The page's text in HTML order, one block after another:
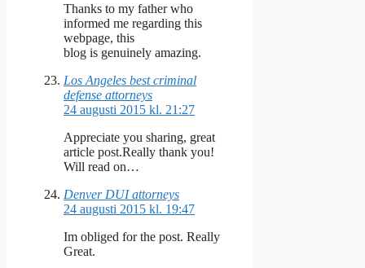
Thanks to my father who
informed me regarding this
webpage, this
blog is genuinely amazing.
Los Angeles best criminal
defense attorneys
24 augusti 2015 kl. 21:27
Appreciate you sharing, great
article post.Really thank you!
Will read on…
Denver DUI attorneys
24 augusti 2015 kl. 19:47
Im obliged for the post. Really
Great.